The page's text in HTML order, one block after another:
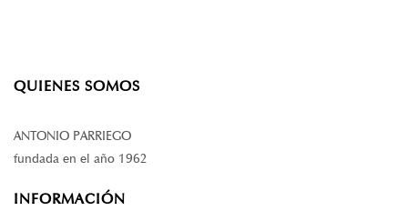
QUIENES SOMOS
ANTONIO PARRIEGO
fundada en el año 1962
INFORMACIÓN